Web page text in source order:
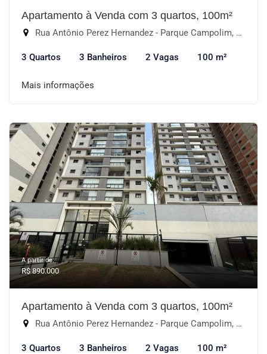
Apartamento à Venda com 3 quartos, 100m²
Rua Antônio Perez Hernandez - Parque Campolim, Sorocaba-SP
3 Quartos 3 Banheiros 2 Vagas 100 m²
Mais informações
A partir de:
R$ 890.000
Apartamento à Venda com 3 quartos, 100m²
Rua Antônio Perez Hernandez - Parque Campolim, Sorocaba-SP
3 Quartos 3 Banheiros 2 Vagas 100 m²